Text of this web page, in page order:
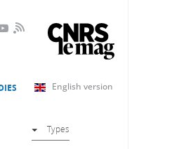
RSS
English version
Types